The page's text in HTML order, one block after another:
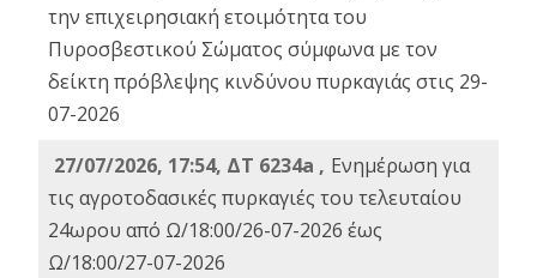
την επιχειρησιακή ετοιμότητα του
Πυροσβεστικού Σώματος σύμφωνα με τον
δείκτη πρόβλεψης κινδύνου πυρκαγιάς στις 29-
07-2026
27/07/2026, 17:54, ΔΤ 6234a , Ενημέρωση για
τις αγροτοδασικές πυρκαγιές του τελευταίου
24ωρου από Ω/18:00/26-07-2026 έως
Ω/18:00/27-07-2026